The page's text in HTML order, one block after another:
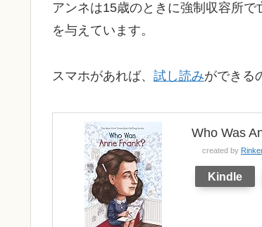
アンネは15歳のときに強制収容所
を与えています。
スマホがあれば、 試し読みができる
Who Was
created by
Kindle